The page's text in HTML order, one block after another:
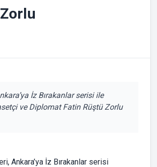
İz Bırakanlar serisi ile
ve Diplomat Fatin Rüştü Zorlu
Ankara’ya İz Bırakanlar serisi